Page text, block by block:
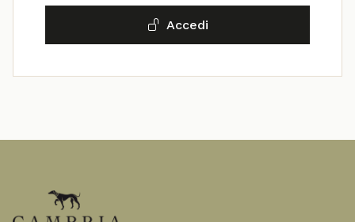
Accedi